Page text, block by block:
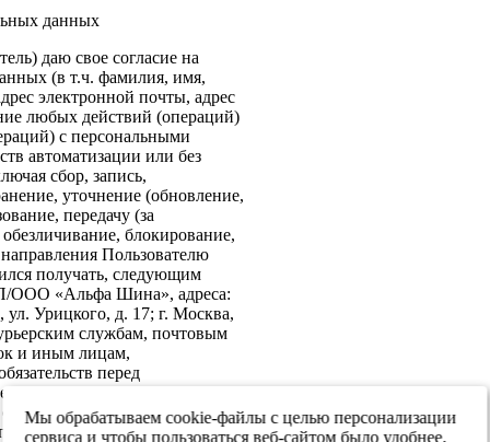
данных
даю свое согласие на
(в т.ч. фамилия, имя,
электронной почты, адрес
любых действий (операций)
с персональными
автоматизации или без
сбор, запись,
уточнение (обновление,
передачу (за
блокирование,
Пользователю
получать, следующим
ООО «Альфа Шина», адреса:
Урицкого, д. 17; г. Москва,
службам, почтовым
и иным лицам,
перед
на передачу в
информационной
данных третьим
Мы обрабатываем cookie-файлы с целью персонализации
сервиса и чтобы пользоваться веб-сайтом было удобнее.